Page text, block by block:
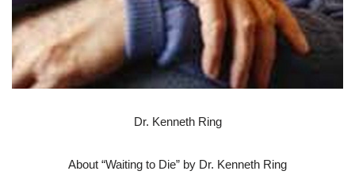
Dr. Kenneth Ring
About “Waiting to Die” by Dr. Kenneth Ring